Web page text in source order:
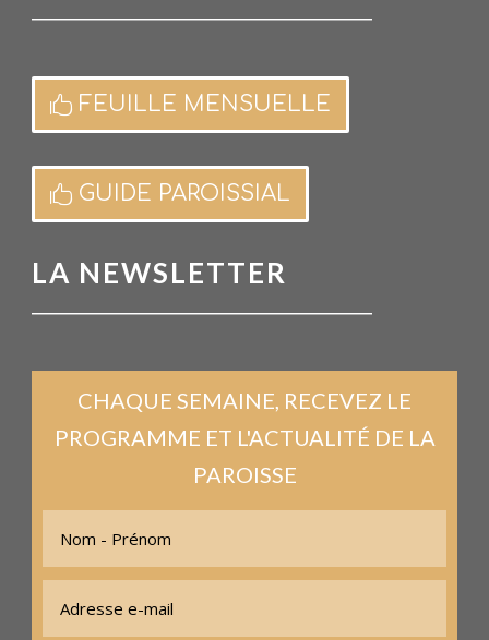
FEUILLE MENSUELLE
GUIDE PAROISSIAL
LA NEWSLETTER
CHAQUE SEMAINE, RECEVEZ LE
PROGRAMME ET L'ACTUALITÉ DE LA
PAROISSE